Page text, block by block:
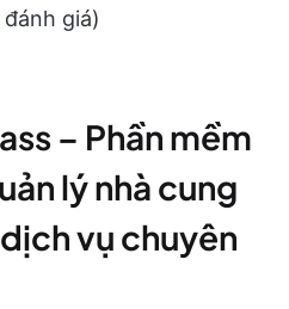
giá)
– Phần mềm
lý nhà cung
vụ chuyên